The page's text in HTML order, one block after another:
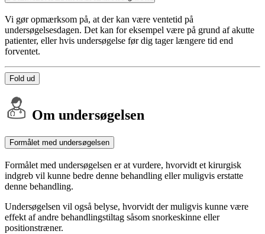
Vi gør opmærksom på, at der kan være ventetid på
undersøgelsesdagen. Det kan for eksempel være på grund af akutte
patienter, eller hvis undersøgelse før dig tager længere tid end
forventet.
Fold ud
Om undersøgelsen
Formålet med undersøgelsen
Formålet med undersøgelsen er at vurdere, hvorvidt et kirurgisk
indgreb vil kunne bedre denne behandling eller muligvis erstatte
denne behandling.
Undersøgelsen vil også belyse, hvorvidt der muligvis kunne være
effekt af andre behandlingstiltag såsom snorkeskinne eller
positionstræner.